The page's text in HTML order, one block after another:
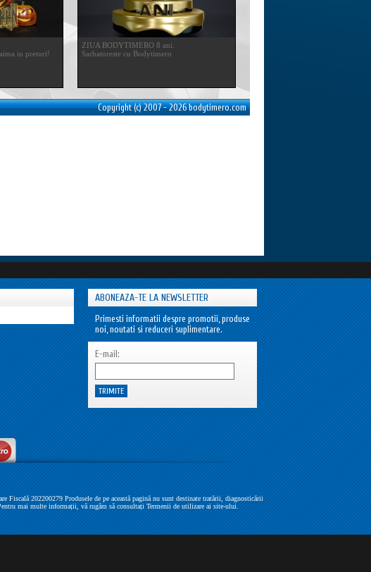
in preturi!
ZIUA BODYTIMERO 8 ani.
Sarbatoreste cu Bodytimero
Copyright (c) 2007 - 2026 bodytimero.com
ABONEAZA-TE LA NEWSLETTER
Primesti informatii despre promotii, produse
noi, noutati si reduceri suplimentare.
E-mail:
202200279 Produsele de pe această pagină nu sunt destinate tratării, diagnosticării
mai multe informații, vă rugăm să consultați Termenii de utilizare ai site-ului.